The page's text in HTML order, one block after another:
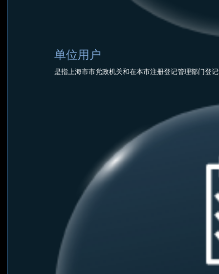
单位用户
是指上海市市党政机关和在本市注册登记管理部门登